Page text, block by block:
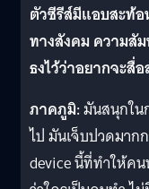
ตัวซีรีส์มีแอบสะท้
ทางสังคม ความสั
ธงไว้ว่าอยากจะสื่
ภาคภูมิ:มันสนุกใ
ไป มันเจ็บปวดมาก
device นี้ที่ทำให้คน